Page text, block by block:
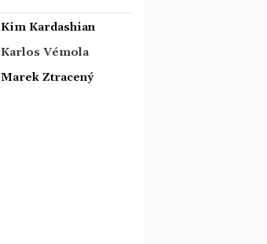
Kim Kardashian
Karlos Vémola
Marek Ztracený